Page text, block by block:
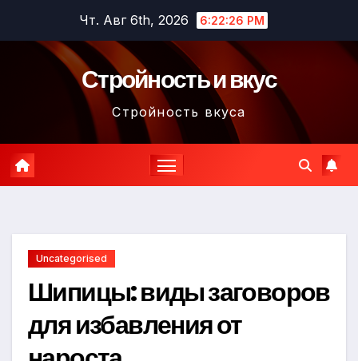
содержимому
Чт. Авг 6th, 2026 6:22:27 PM
Стройность и вкус
Стройность вкуса
Uncategorised
Шипицы: виды заговоров
для избавления от